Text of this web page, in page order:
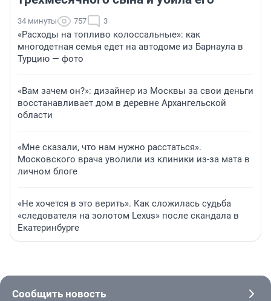
34 минуты 757 3
«Расходы на топливо колоссальные»: как
многодетная семья едет на автодоме из Барнаула в
Турцию — фото
«Вам зачем он?»: дизайнер из Москвы за свои деньги
восстанавливает дом в деревне Архангельской
области
«Мне сказали, что нам нужно расстаться».
Московского врача уволили из клиники из-за мата в
личном блоге
«Не хочется в это верить». Как сложилась судьба
«следователя на золотом Lexus» после скандала в
Екатеринбурге
Сообщить новость